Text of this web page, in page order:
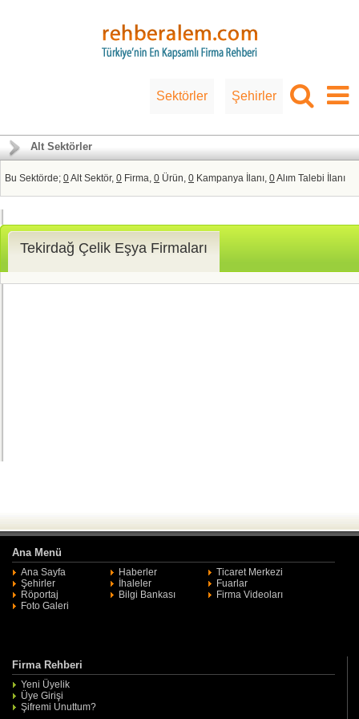
Sektörler Şehirler
Alt Sektörler
Bu Sektörde; 0Alt Sektör, 0 Firma, 0 Ürün, 0 Kampanya İlanı, 0Alım Talebi İlanı
Tekirdağ Çelik Eşya Firmaları
Ana Menü
Ana Sayfa Haberler
Ticaret Merkezi
Şehirler
İhaleler
Fuarlar
Röportaj
Bilgi Bankası
Firma Videoları
Foto Galeri
Firma Rehberi
Yeni Üyelik
Üye Girişi
Şifremi Unuttum?